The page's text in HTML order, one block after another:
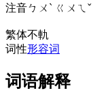
注音ㄅㄨˋ ㄍㄨㄟˇ
繁体不軌
词性形容词
词语解释